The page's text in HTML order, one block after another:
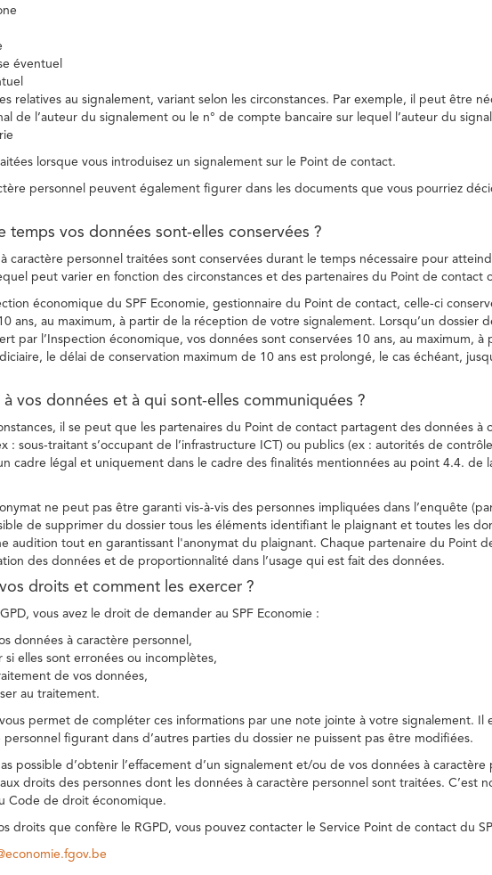
éventuel
relatives au signalement, variant selon les circonstances. Par exemple, il peut être
de l’auteur du signalement ou le n° de compte bancaire sur lequel l’auteur du
lorsque vous introduisez un signalement sur le Point de contact.
personnel peuvent également figurer dans les documents que vous pourriez
temps vos données sont-elles conservées ?
à caractère personnel traitées sont conservées durant le temps nécessaire pour
peut varier en fonction des circonstances et des partenaires du Point de contact
économique du SPF Economie, gestionnaire du Point de contact, celle-ci
ans, au maximum, à partir de la réception de votre signalement. Lorsqu’un dossier
par l’Inspection économique, vos données sont conservées 10 ans, au maximum, à
le délai de conservation maximum de 10 ans est prolongé, le cas échéant,
à vos données et à qui sont-elles communiquées ?
il se peut que les partenaires du Point de contact partagent des données à
: sous-traitant s’occupant de l’infrastructure ICT) ou publics (ex : autorités de
cadre légal et uniquement dans le cadre des finalités mentionnées au point 4.4. de
ne peut pas être garanti vis-à-vis des personnes impliquées dans l’enquête
de supprimer du dossier tous les éléments identifiant le plaignant et toutes les
audition tout en garantissant l'anonymat du plaignant. Chaque partenaire du Point
des données et de proportionnalité dans l’usage qui est fait des données.
droits et comment les exercer ?
vous avez le droit de demander au SPF Economie :
données à caractère personnel,
si elles sont erronées ou incomplètes,
de vos données,
au traitement.
permet de compléter ces informations par une note jointe à votre signalement. Il
personnel figurant dans d’autres parties du dossier ne puissent pas être modifiées.
possible d’obtenir l’effacement d’un signalement et/ou de vos données à
droits des personnes dont les données à caractère personnel sont traitées. C’est
Code de droit économique.
droits que confère le RGPD, vous pouvez contacter le Service Point de contact du